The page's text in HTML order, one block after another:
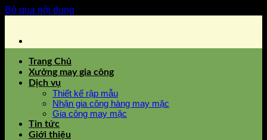
Bỏ qua nội dung
Trang Chủ
Xưởng may gia công
Dịch vụ
Thiết kế rập mẫu
Nhận gia công hàng may mặc
Gia công may mặc
Tin tức
Giới thiệu